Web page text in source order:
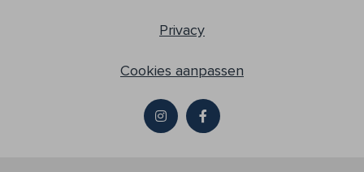
Privacy
Cookies aanpassen